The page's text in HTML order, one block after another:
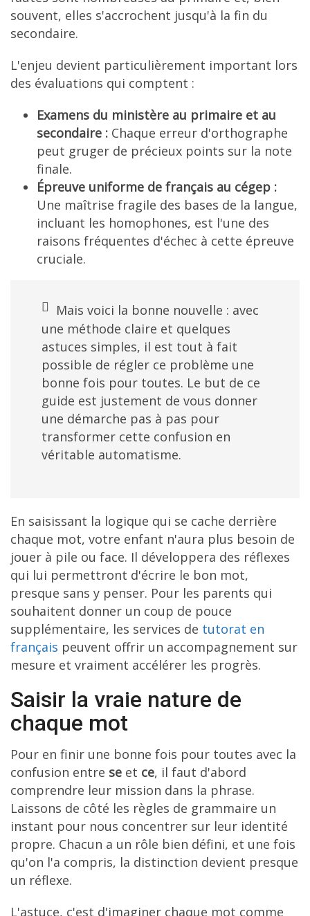
souvent, elles s'accrochent jusqu'à la fin du
secondaire.
L'enjeu devient particulièrement important lors
des évaluations qui comptent :
Examens du ministère au primaire et au
secondaire : Chaque erreur d'orthographe
peut gruger de précieux points sur la note
finale.
Épreuve uniforme de français au cégep :
Une maîtrise fragile des bases de la langue,
incluant les homophones, est l'une des
raisons fréquentes d'échec à cette épreuve
cruciale.
Mais voici la bonne nouvelle : avec
une méthode claire et quelques
astuces simples, il est tout à fait
possible de régler ce problème une
bonne fois pour toutes. Le but de ce
guide est justement de vous donner
une démarche pas à pas pour
transformer cette confusion en
véritable automatisme.
En saisissant la logique qui se cache derrière
chaque mot, votre enfant n'aura plus besoin de
jouer à pile ou face. Il développera des réflexes
qui lui permettront d'écrire le bon mot,
presque sans y penser. Pour les parents qui
souhaitent donner un coup de pouce
supplémentaire, les services de tutorat en
français peuvent offrir un accompagnement sur
mesure et vraiment accélérer les progrès.
Saisir la vraie nature de
chaque mot
Pour en finir une bonne fois pour toutes avec la
confusion entre se et ce, il faut d'abord
comprendre leur mission dans la phrase.
Laissons de côté les règles de grammaire un
instant pour nous concentrer sur leur identité
propre. Chacun a un rôle bien défini, et une fois
qu'on l'a compris, la distinction devient presque
un réflexe.
L'astuce, c'est d'imaginer chaque mot comme